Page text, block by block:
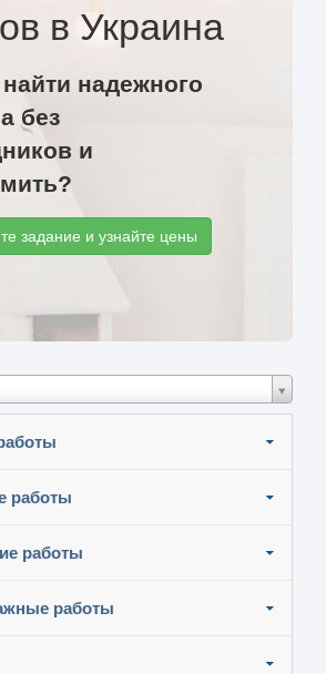
в Украина
найти надежного
без
и
задание и узнайте цены
работы
работы
работы